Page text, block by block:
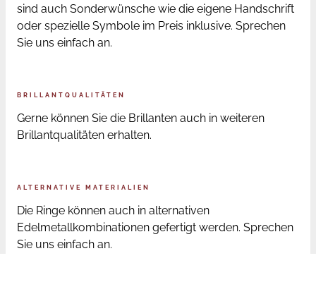
sind auch Sonderwünsche wie die eigene Handschrift
oder spezielle Symbole im Preis inklusive. Sprechen
Sie uns einfach an.
BRILLANTQUALITÄTEN
Gerne können Sie die Brillanten auch in weiteren
Brillantqualitäten erhalten.
ALTERNATIVE MATERIALIEN
Die Ringe können auch in alternativen
Edelmetallkombinationen gefertigt werden. Sprechen
Sie uns einfach an.